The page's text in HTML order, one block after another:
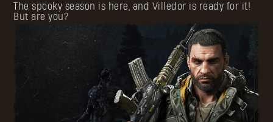
The spooky season is here, and Villedor is ready for it!
But are you?